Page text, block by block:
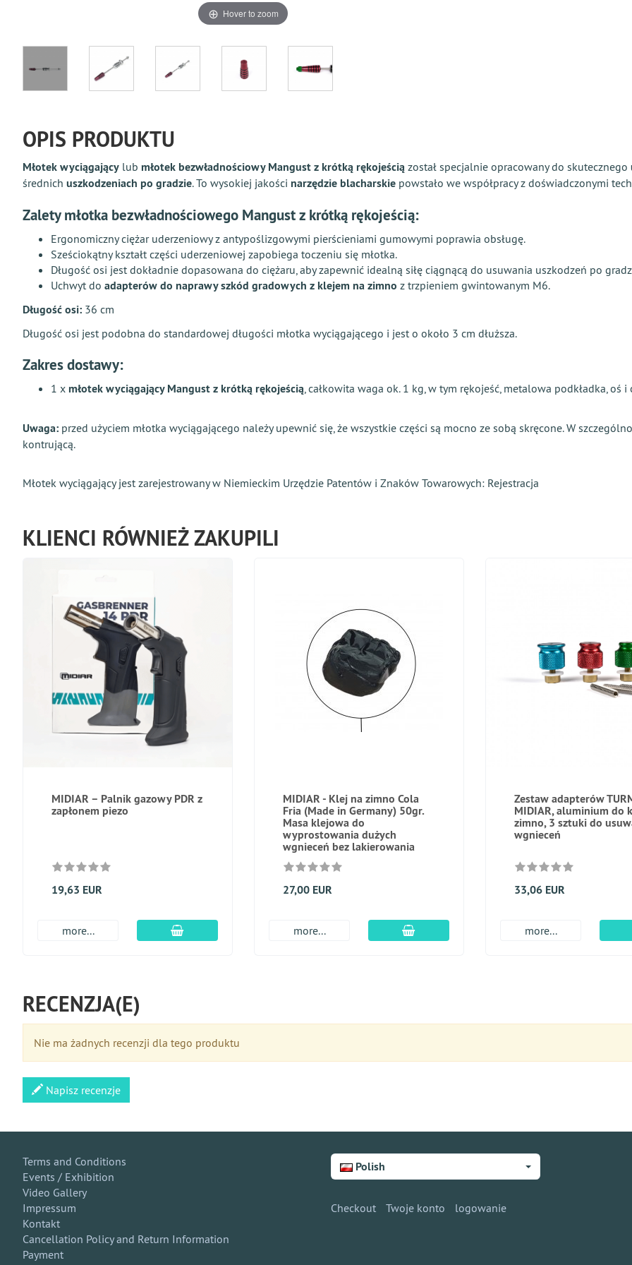
Hover to zoom
OPIS PRODUKTU
Młotek wyciągający lub młotek bezwładnościowy Mangust z krótką rękojeścią został specjalnie opracowany do skutecznego
średnich uszkodzeniach po gradzie. To wysokiej jakości narzędzie blacharskie powstało we współpracy z doświadczonymi
Zaletymłotka bezwładnościowego Mangust z krótką rękojeścią:
Ergonomiczny ciężar uderzeniowy z antypoślizgowymi pierścieniami gumowymi poprawia obsługę.
Sześciokątny kształt części uderzeniowej zapobiega toczeniu się młotka.
Długość osi jest dokładnie dopasowana do ciężaru, aby zapewnić idealną siłę ciągnącą do usuwania uszkodzeń po
Uchwyt do adapterów do naprawy szkód gradowych z klejem na zimno z trzpieniem gwintowanym M6.
Długość osi: 36 cm
Długość osi jest podobna do standardowej długości młotka wyciągającego i jest o około 3 cm dłuższa.
Zakres dostawy:
1 x młotek wyciągający Mangust z krótką rękojeścią, całkowita waga ok. 1 kg, w tym rękojeść, metalowa podkładka, oś
Uwaga: przed użyciem młotka wyciągającego należy upewnić się, że wszystkie części są mocno ze sobą skręcone. W
kontrującą.
Młotek wyciągający jest zarejestrowany w Niemieckim Urzędzie Patentów i Znaków Towarowych: Rejestracja
KLIENCI RÓWNIEŻ ZAKUPILI
MIDIAR – Palnik gazowy PDR z
zapłonem piezo
19,63 EUR
more... dodaj do koszyka
MIDIAR - Klej na zimno Cola
Fria (Made in Germany) 50gr.
Masa klejowa do
wyprostowania dużych
wgnieceń bez lakierowania
27,00 EUR
more... dodaj do koszyka
Zestaw adapterów
MIDIAR, aluminium do
zimno, 3 sztuki do
wgnieceń
33,06 EUR
more...
RECENZJA(E)
Nie ma żadnych recenzji dla tego produktu
Napisz recenzje
Terms and Conditions
Events / Exhibition
Video Gallery
Impressum
Kontakt
Cancellation Policy and Return Information
Payment
Polish
Checkout Twoje konto logowanie